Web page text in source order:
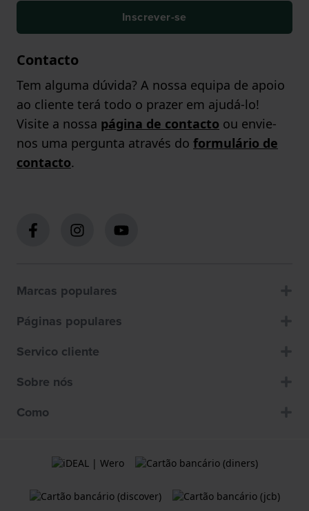
Inscrever-se
Contacto
Tem alguma dúvida? A nossa equipa de apoio
ao cliente terá todo o prazer em ajudá-lo!
Visite a nossa página de contacto ou envie-
nos uma pergunta através do formulário de
contacto.
Marcas populares
Páginas populares
Servico cliente
Sobre nós
Como